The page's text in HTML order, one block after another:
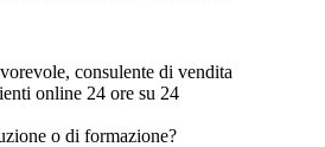
consulente di vendita
online 24 ore su 24
o di formazione?